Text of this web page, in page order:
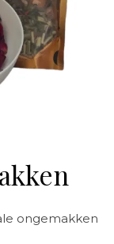
ongemakken